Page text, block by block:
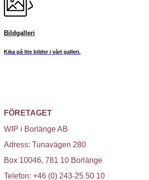
Bildgalleri
Kika på lite bilder i vårt galleri.
FÖRETAGET
WIP i Borlänge AB
Adress: Tunavägen 280
Box 10046, 781 10 Borlänge
Telefon: +46 (0) 243-25 50 10